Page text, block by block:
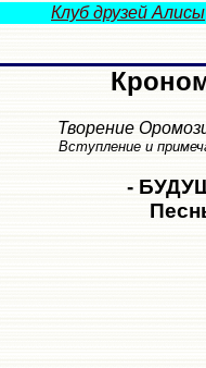
Клубдрузей Алисы
Творение
Вступление и
-